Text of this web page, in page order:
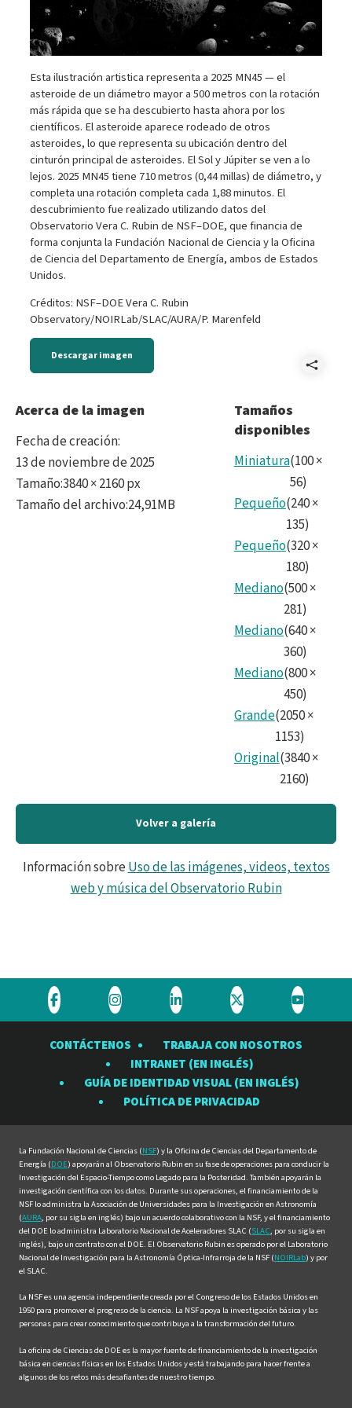
Esta ilustración artistica representa a 2025 MN45 — el
asteroide de un diámetro mayor a 500 metros con la rotación
más rápida que se ha descubierto hasta ahora por los
científicos. El asteroide aparece rodeado de otros
asteroides, lo que representa su ubicación dentro del
cinturón principal de asteroides. El Sol y Júpiter se ven a lo
lejos. 2025 MN45 tiene 710 metros (0,44 millas) de diámetro, y
completa una rotación completa cada 1,88 minutos. El
descubrimiento fue realizado utilizando datos del
Observatorio Vera C. Rubin de NSF–DOE, que financia de
forma conjunta la Fundación Nacional de Ciencia y la Oficina
de Ciencia del Departamento de Energía, ambos de Estados
Unidos.
Créditos: NSF–DOE Vera C. Rubin
Observatory/NOIRLab/SLAC/AURA/P. Marenfeld
Descargar imagen
Acerca de la imagen
Fecha de creación:
13 de noviembre de 2025
Tamaño:3840 × 2160 px
Tamaño del archivo:24,91MB
Tamaños
disponibles
Miniatura(100×
56)
Pequeño(240×
135)
Pequeño(320×
180)
Mediano(500×
281)
Mediano(640×
360)
Mediano(800×
450)
Grande(2050×
1153)
Original(3840×
2160)
Volver a galería
Información sobreUso de las imágenes, videos, textos
web y música del Observatorio Rubin
Visite
Observatorio
Visite
Observatorio
Rubin
en
Visite
Observatorio
Rubin
en
Visite
Observatorio
Rubin
en
Visite
Rubin
en
CONTÁCTENOS
TRABAJA CON NOSOTROS
INTRANET (EN INGLÉS)
GUÍA DE IDENTIDAD VISUAL (EN INGLÉS)
POLÍTICA DE PRIVACIDAD
La Fundación Nacional de Ciencias (NSF) y la Oficina de Ciencias del Departamento de
Energía (DOE) apoyarán al Observatorio Rubin en su fase de operaciones para conducir la
Investigación del Espacio-Tiempo como Legado para la Posteridad. También apoyarán la
investigación científica con los datos. Durante sus operaciones, el financiamiento de la
NSF lo administra la Asociación de Universidades para la Investigación en Astronomía
(AURA, por su sigla en inglés) bajo un acuerdo colaborativo con la NSF, y el financiamiento
del DOE lo administra Laboratorio Nacional de Aceleradores SLAC (SLAC, por su sigla en
inglés), bajo un contrato con el DOE. El Observatorio Rubin es operado por el Laboratorio
Nacional de Investigación para la Astronomía Óptica-Infrarroja de la NSF (NOIRLab) y por
el SLAC.
La NSF es una agencia independiente creada por el Congreso de los Estados Unidos en
1950 para promover el progreso de la ciencia. La NSF apoya la investigación básica y las
personas para crear conocimiento que contribuya a la transformación del futuro.
La oficina de Ciencias de DOE es la mayor fuente de financiamiento de la investigación
básica en ciencias físicas en los Estados Unidos y está trabajando para hacer frente a
algunos de los retos más desafiantes de nuestro tiempo.